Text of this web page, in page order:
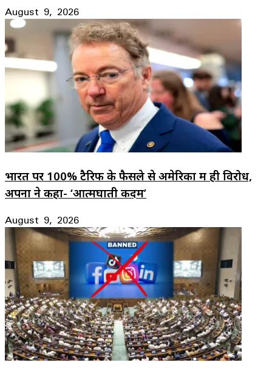
August 9, 2026
भारत पर 100% टैरिफ के फैसले से अमेरिका में ही विरोध,
अपनों ने कहा- ‘आत्मघाती कदम’
August 9, 2026